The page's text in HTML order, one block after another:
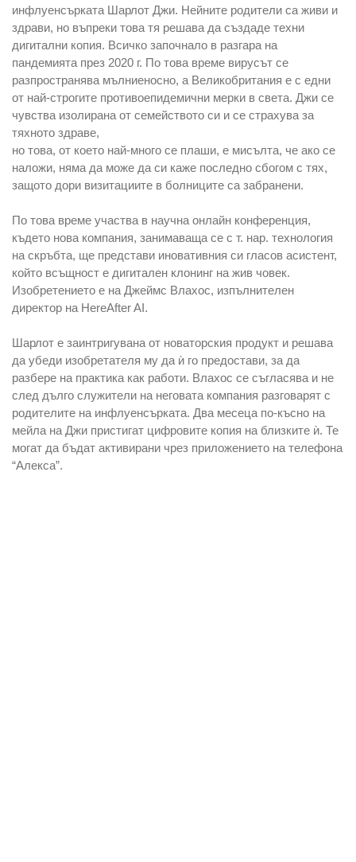
инфлуенсърката Шарлот Джи. Нейните родители са живи и
здрави, но въпреки това тя решава да създаде техни
дигитални копия. Всичко започнало в разгара на
пандемията през 2020 г. По това време вирусът се
разпространява мълниеносно, а Великобритания е с едни
от най-строгите противоепидемични мерки в света. Джи се
чувства изолирана от семейството си и се страхува за
тяхното здраве,
но това, от което най-много се плаши, е мисълта, че ако се
наложи, няма да може да си каже последно сбогом с тях,
защото дори визитациите в болниците са забранени.
По това време участва в научна онлайн конференция,
където нова компания, занимаваща се с т. нар. технология
на скръбта, ще представи иновативния си гласов асистент,
който всъщност е дигитален клонинг на жив човек.
Изобретението е на Джеймс Влахос, изпълнителен
директор на HereAfter AI.
Шарлот е заинтригувана от новаторския продукт и решава
да убеди изобретателя му да ѝ го предостави, за да
разбере на практика как работи. Влахос се съгласява и не
след дълго служители на неговата компания разговарят с
родителите на инфлуенсърката. Два месеца по-късно на
мейла на Джи пристигат цифровите копия на близките ѝ. Те
могат да бъдат активирани чрез приложението на телефона
“Алекса”.